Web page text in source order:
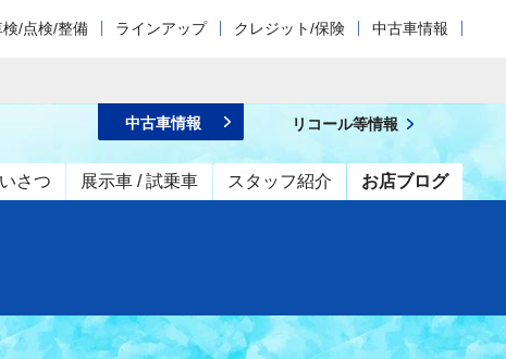
検/点検/整備 ラインアップ クレジット/保険 中古車情報
さつ 展示車 / 試乗車 スタッフ紹介 お店ブログ
中古車情報 リコール等情報